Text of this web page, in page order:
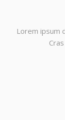
Lorem ipsum